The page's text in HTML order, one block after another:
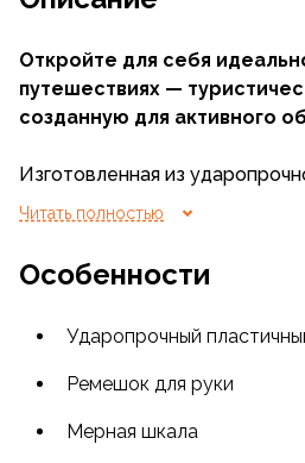
Откройте для себя
путешествиях —
созданную для активного
Изготовленная из
боится ударов и падений, что
путешествий.
Эта бутылка оснащена
Мерная шкала на стенке
контролировать потребление
поильник обеспечит
ходу.
Читать полностью
Особенности
Ударопрочный
Ремешок для руки
Мерная шкала